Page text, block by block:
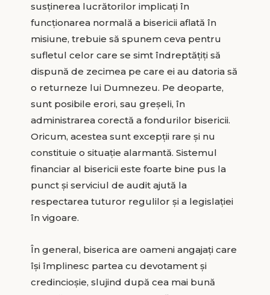
susținerea lucrătorilor implicați în
funcționarea normală a bisericii aflată în
misiune, trebuie să spunem ceva pentru
sufletul celor care se simt îndreptățiți să
dispună de zecimea pe care ei au datoria să
o returneze lui Dumnezeu. Pe deoparte,
sunt posibile erori, sau greșeli, în
administrarea corectă a fondurilor bisericii.
Oricum, acestea sunt excepții rare și nu
constituie o situație alarmantă. Sistemul
financiar al bisericii este foarte bine pus la
punct și serviciul de audit ajută la
respectarea tuturor regulilor și a legislației
în vigoare.
În general, biserica are oameni angajați care
își împlinesc partea cu devotament și
credincioșie, slujind după cea mai bună